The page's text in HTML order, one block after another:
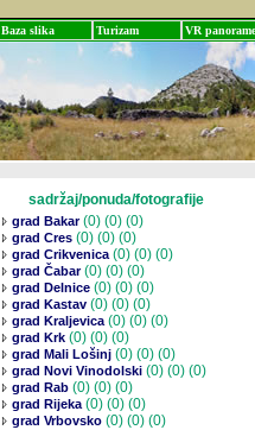
Baza slika Turizam VR panorame
sadržaj/ponuda/fotografije
grad Bakar(0) (0) (0)
grad Cres (0) (0) (0)
grad Crikvenica(0) (0) (0)
grad Čabar(0) (0) (0)
grad Delnice (0) (0) (0)
grad Kastav (0) (0) (0)
grad Kraljevica(0) (0) (0)
grad Krk (0) (0) (0)
grad Mali Lošinj (0) (0) (0)
grad Novi Vinodolski (0) (0) (0)
grad Rab (0) (0) (0)
grad Rijeka(0) (0) (0)
grad Vrbovsko (0) (0) (0)